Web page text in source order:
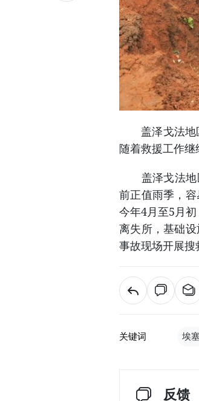
盖泽戈法地区
随着救援工作继
盖泽戈法地
前正值雨季，
今年4月至5月
离失所，基础
事故现场开展
关键词 埃
反馈